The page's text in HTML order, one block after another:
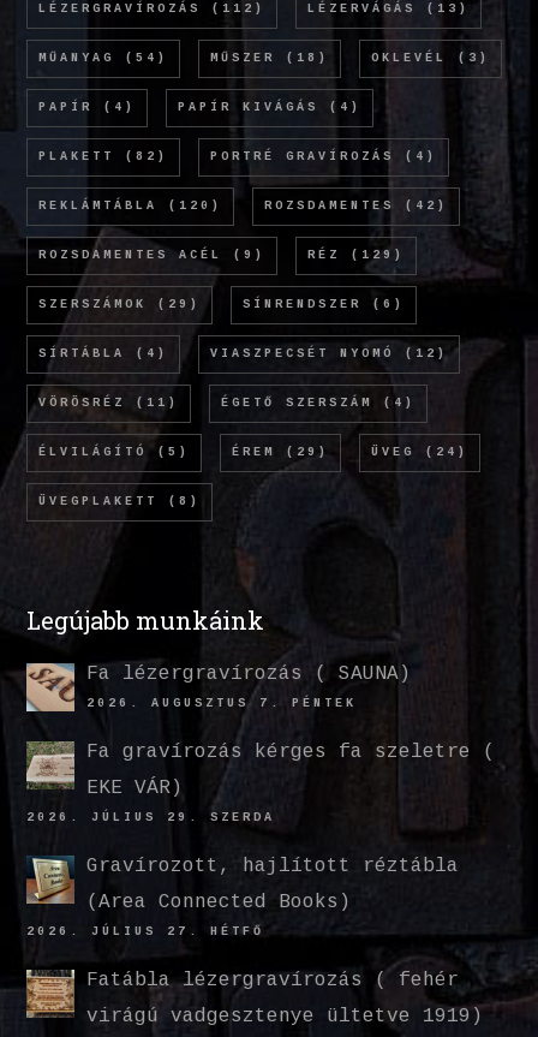
LÉZERGRAVÍROZÁS (112) LÉZERVÁGÁS (13)
MŰANYAG (54) MŰSZER (18) OKLEVÉL (3)
PAPÍR (4) PAPÍR KIVÁGÁS (4)
PLAKETT (82) PORTRÉ GRAVÍROZÁS (4)
REKLÁMTÁBLA (120) ROZSDAMENTES (42)
ROZSDAMENTES ACÉL (9) RÉZ (129)
SZERSZÁMOK (29) SÍNRENDSZER (6)
SÍRTÁBLA (4) VIASZPECSÉT NYOMÓ (12)
VÖRÖSRÉZ (11) ÉGETŐ SZERSZÁM (4)
ÉLVILÁGÍTÓ (5) ÉREM (29) ÜVEG (24)
ÜVEGPLAKETT (8)
Legújabb munkáink
Fa lézergravírozás ( SAUNA)
2026. AUGUSZTUS 7. PÉNTEK
Fa gravírozás kérges fa szeletre (
EKE VÁR)
2026. JÚLIUS 29. SZERDA
Gravírozott, hajlított réztábla
(Area Connected Books)
2026. JÚLIUS 27. HÉTFŐ
Fatábla lézergravírozás ( fehér
virágú vadgesztenye ültetve 1919)